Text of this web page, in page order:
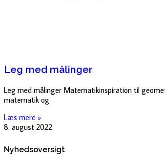
Leg med målinger
Leg med målinger Matematikinspiration til
matematik og
Læs mere »
8. august 2022
Nyhedsoversigt